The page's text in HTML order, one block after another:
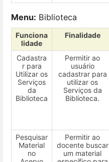
Menu: Biblioteca
Funciona
lidade
Finalidade
Cadastra
r para
Utilizar os
Serviços
da
Biblioteca
Permitir ao
usuário
cadastrar para
utilizar os
Serviços da
Biblioteca.
Pesquisar
Material
no
Permitir ao
docente buscar
um material